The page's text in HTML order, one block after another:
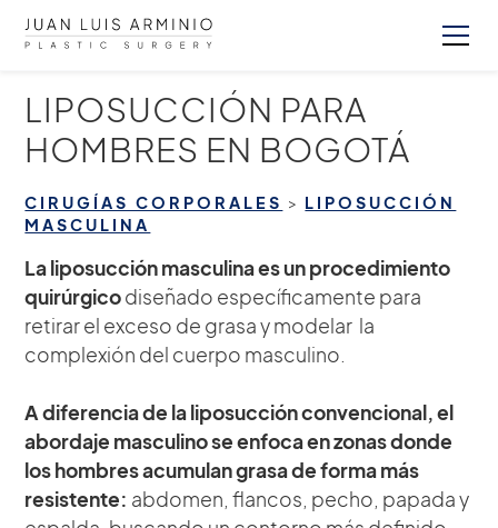
LIPOSUCCIÓN PARA
HOMBRES EN BOGOTÁ
CIRUGÍAS CORPORALES > LIPOSUCCIÓN
MASCULINA
La liposucción masculina es un procedimiento
quirúrgicodiseñado específicamente para
retirar el exceso de grasa y modelar la
complexión del cuerpo masculino.
A diferencia de la liposucción convencional, el
abordaje masculino se enfoca en zonas donde
los hombres acumulan grasa de forma más
resistente: abdomen, flancos, pecho, papada y